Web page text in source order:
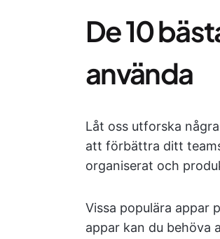
De 10
använda
Låt oss utforska
att förbättra ditt
organiserat och
Vissa populära appar
appar kan du behöva